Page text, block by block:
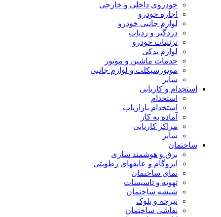
خودروی داخلی و خارجی
اجاره خودرو
لوازم جانبی خودرو
دزدگیر و ردیاب
تزئینات خودرو
لوازم یدکی
خدمات ماشین و موتور
موتورسیکلت و لوازم جانبی
سایر
استخدام و کاریابی
استخدام
استخدام بازاریاب
آماده به کار
مراکز کاریابی
سایر
ساختمان
برق و هوشمند سازی
ایزوگام و عایقهای رطوبتی
نمای ساختمان
تهویه و تاسیسات
شیشه ساختمان
تیرچه و بلوک
نقاشی ساختمان